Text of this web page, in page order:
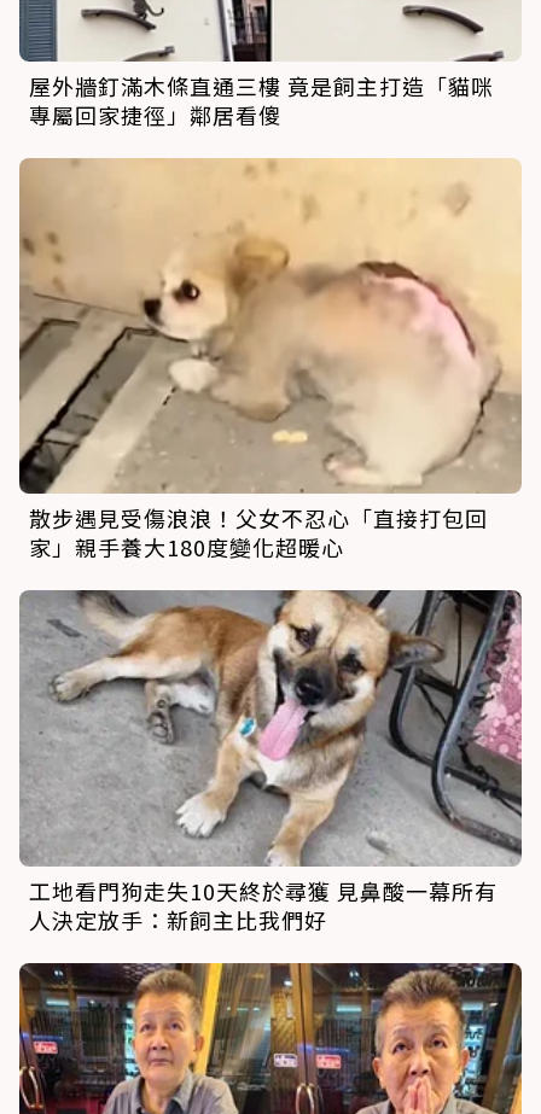
屋外牆釘滿木條直通三樓 竟是飼主打造「貓咪
專屬回家捷徑」鄰居看傻
散步遇見受傷浪浪！父女不忍心「直接打包回
家」親手養大180度變化超暖心
工地看門狗走失10天終於尋獲 見鼻酸一幕所有
人決定放手：新飼主比我們好